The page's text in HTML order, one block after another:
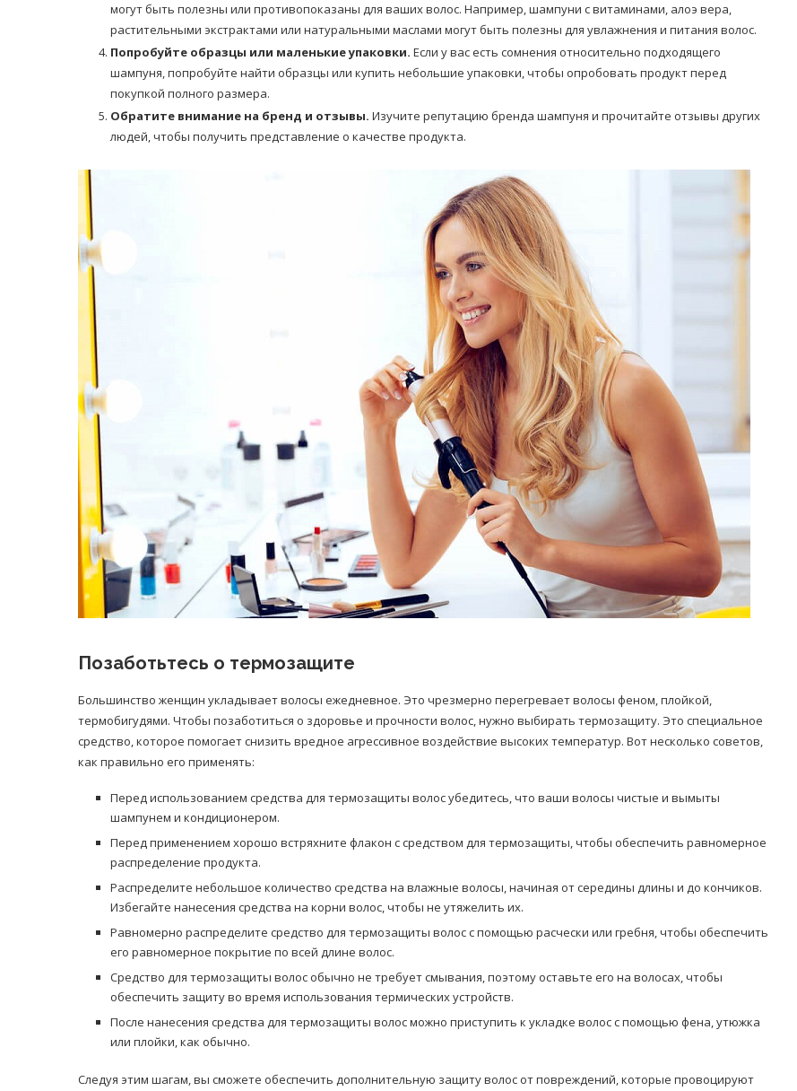
могут быть полезны или противопоказаны для ваших волос. Например, шампуни с витаминами, алоэ вера,
растительными экстрактами или натуральными маслами могут быть полезны для увлажнения и питания волос.
Попробуйте образцы или маленькие упаковки. Если у вас есть сомнения относительно подходящего
шампуня, попробуйте найти образцы или купить небольшие упаковки, чтобы опробовать продукт перед
покупкой полного размера.
Обратите внимание на бренд и отзывы. Изучите репутацию бренда шампуня и прочитайте отзывы других
людей, чтобы получить представление о качестве продукта.
Позаботьтесь о термозащите
Большинство женщин укладывает волосы ежедневное. Это чрезмерно перегревает волосы феном, плойкой,
термобигудями. Чтобы позаботиться о здоровье и прочности волос, нужно выбирать термозащиту. Это специальное
средство, которое помогает снизить вредное агрессивное воздействие высоких температур. Вот несколько советов,
как правильно его применять:
Перед использованием средства для термозащиты волос убедитесь, что ваши волосы чистые и вымыты
шампунем и кондиционером.
Перед применением хорошо встряхните флакон с средством для термозащиты, чтобы обеспечить равномерное
распределение продукта.
Распределите небольшое количество средства на влажные волосы, начиная от середины длины и до кончиков.
Избегайте нанесения средства на корни волос, чтобы не утяжелить их.
Равномерно распределите средство для термозащиты волос с помощью расчески или гребня, чтобы обеспечить
его равномерное покрытие по всей длине волос.
Средство для термозащиты волос обычно не требует смывания, поэтому оставьте его на волосах, чтобы
обеспечить защиту во время использования термических устройств.
После нанесения средства для термозащиты волос можно приступить к укладке волос с помощью фена, утюжка
или плойки, как обычно.
Следуя этим шагам, вы сможете обеспечить дополнительную защиту волос от повреждений, которые провоцируют